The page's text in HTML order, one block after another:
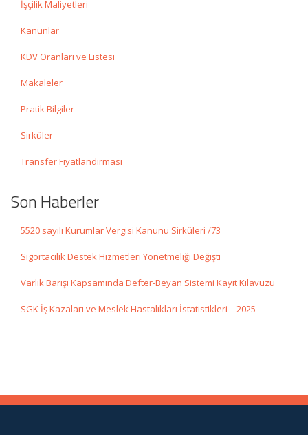
İşçilik Maliyetleri
Kanunlar
KDV Oranları ve Listesi
Makaleler
Pratik Bilgiler
Sirküler
Transfer Fiyatlandırması
Son Haberler
5520 sayılı Kurumlar Vergisi Kanunu Sirküleri /73
Sigortacılık Destek Hizmetleri Yönetmeliği Değişti
Varlık Barışı Kapsamında Defter-Beyan Sistemi Kayıt Kılavuzu
SGK İş Kazaları ve Meslek Hastalıkları İstatistikleri – 2025